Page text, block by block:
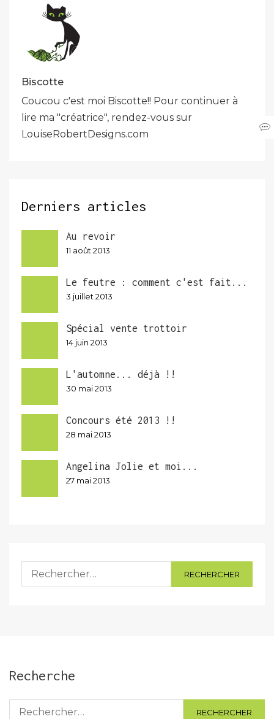
Biscotte
Coucou c'est moi Biscotte!! Pour continuer à
lire ma "créatrice", rendez-vous sur
LouiseRobertDesigns.com
Derniers articles
Au revoir
11 août 2013
Le feutre : comment c'est fait...
3 juillet 2013
Spécial vente trottoir
14 juin 2013
L'automne... déjà !!
30 mai 2013
Concours été 2013 !!
28 mai 2013
Angelina Jolie et moi...
27 mai 2013
Rechercher :
Recherche
Rechercher :